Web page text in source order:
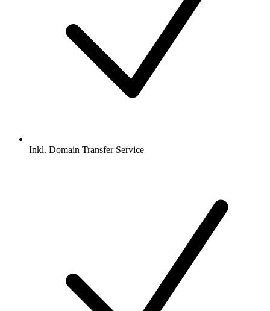
Inkl. Domain Transfer Service